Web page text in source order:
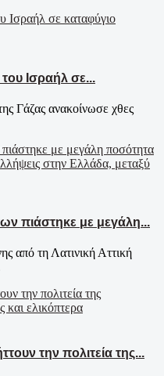
Ισραήλ σε...
Γάζας ανακοίνωσε χθες
πιάστηκε με μεγάλη...
από τη Λατινική Αττική
την πολιτεία της...